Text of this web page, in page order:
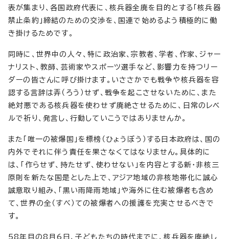
表が集まり、各国政府代表に、核兵器全廃を目的とする「核兵器
禁止条約」締結のための交渉を、国連で始めるよう積極的に働
き掛けるためです。
同時に、世界中の人々、特に政治家、宗教者、学者、作家、ジャー
ナリスト、教師、芸術家やスポーツ選手など、影響力を持つリー
ダーの皆さんに呼び掛けます。いささかでも戦争や核兵器を容
認する言辞は弄（ろう）せず、戦争を起こさせないために、また
絶対悪である核兵器を使わせず廃絶させるために、日常のレベ
ルで祈り、発言し、行動していこうではありませんか。
また「唯一の被爆国」を標榜（ひょうぼう）する日本政府は、国の
内外でそれに伴う責任を果さなくてはなりません。具体的に
は、「作らせず、持たせず、使わせない」を内容とする新・非核三
原則を新たな国是とした上で、アジア地域の非核地帯化に誠心
誠意取り組み、「黒い雨降雨地域」や海外に住む被爆者も含め
て、世界の全（すべ）ての被爆者への援護を充実させるべきで
す。
58年目の8月6日、子どもたちの時代までに、核兵器を廃絶し